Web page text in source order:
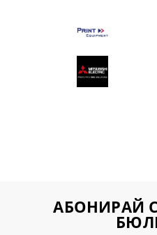
АБОНИРАЙ